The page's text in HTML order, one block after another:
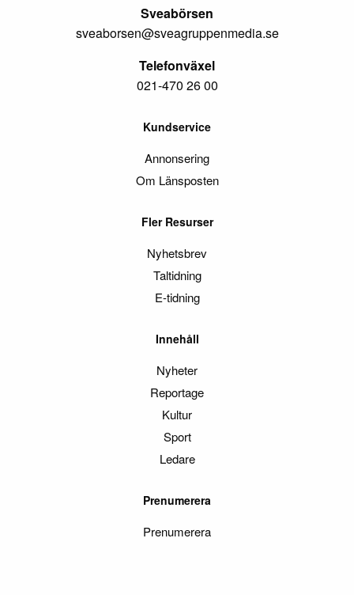
Sveabörsen
sveaborsen@sveagruppenmedia.se
Telefonväxel
021-470 26 00
Kundservice
Annonsering
Om Länsposten
Fler Resurser
Nyhetsbrev
Taltidning
E-tidning
Innehåll
Nyheter
Reportage
Kultur
Sport
Ledare
Prenumerera
Prenumerera